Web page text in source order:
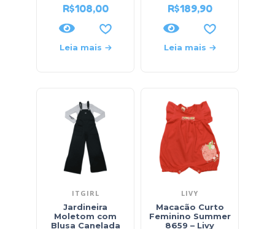
R$108,00
Leia mais
R$189,90
Leia mais
ITGIRL
Jardineira
Moletom com
Blusa Canelada
LIVY
Macacão Curto
Feminino Summer
8659 – Livy